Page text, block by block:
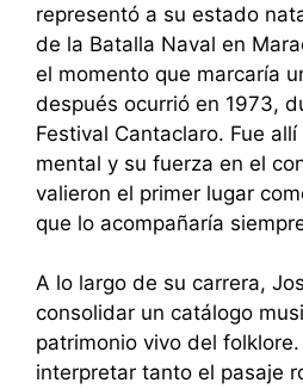
representó a su estado
de la Batalla Naval en
el momento que marcaría
después ocurrió en 1973,
Festival Cantaclaro. Fue
mental y su fuerza en el
valieron el primer lugar
que lo acompañaría
A lo largo de su carrera,
consolidar un catálogo
patrimonio vivo del folklore.
interpretar tanto el pasaje